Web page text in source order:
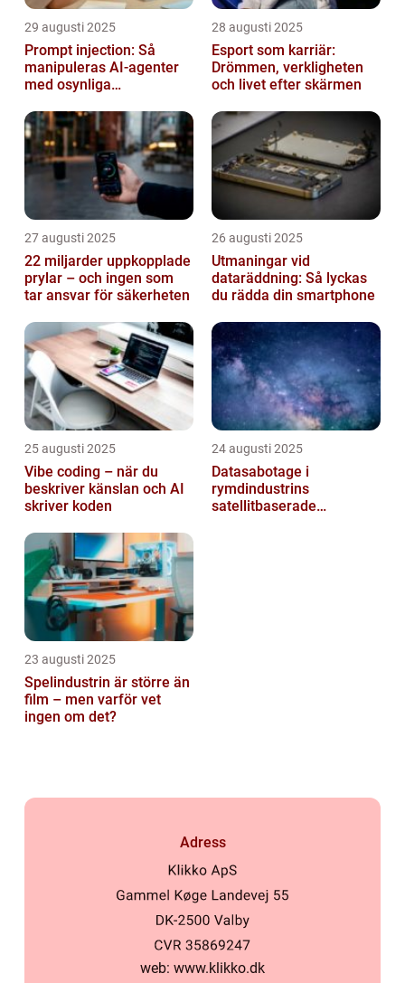
29 augusti 2025
Prompt injection: Så
manipuleras AI-agenter
med osynliga
28 augusti 2025
Esport som karriär:
Drömmen, verkligheten
och livet efter skärmen
27 augusti 2025
22 miljarder uppkopplade
prylar – och ingen som
tar ansvar för säkerheten
26 augusti 2025
Utmaningar vid
dataräddning: Så lyckas
du rädda din smartphone
25 augusti 2025
Vibe coding – när du
beskriver känslan och AI
skriver koden
24 augusti 2025
Datasabotage i
rymdindustrins
satellitbaserade
23 augusti 2025
Spelindustrin är större än
film – men varför vet
ingen om det?
Adress
web: www.klikko.dk